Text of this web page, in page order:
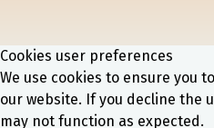
Cookies user preferences
We use cookies to ensure you
our website. If you decline the
may not function as expected.